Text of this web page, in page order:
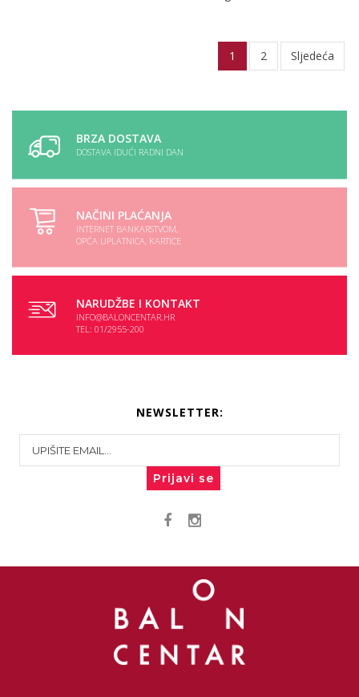
1 2 Sljedeća
BRZA DOSTAVA
DOSTAVA IDUĆI RADNI DAN
NAČINI PLAĆANJA
INTERNET BANKARSTVOM,
OPĆA UPLATNICA, KARTICE
NARUDŽBE I KONTAKT
INFO@BALONCENTAR.HR
TEL: 01/2955-200
NEWSLETTER:
Prijavi se